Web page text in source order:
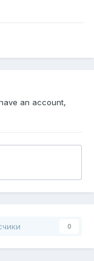
an account,
0